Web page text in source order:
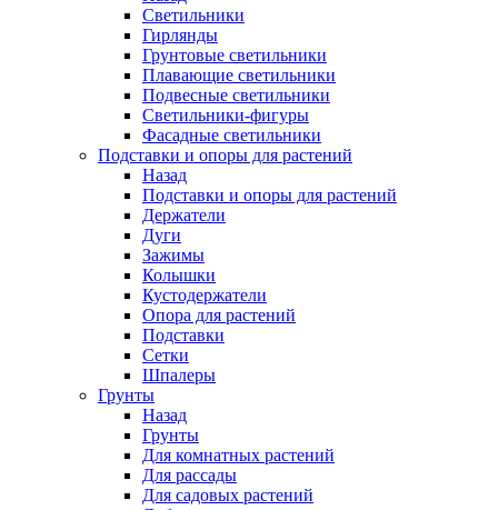
Светильники
Гирлянды
Грунтовые светильники
Плавающие светильники
Подвесные светильники
Светильники-фигуры
Фасадные светильники
Подставки и опоры для растений
Назад
Подставки и опоры для растений
Держатели
Дуги
Зажимы
Колышки
Кустодержатели
Опора для растений
Подставки
Сетки
Шпалеры
Грунты
Назад
Грунты
Для комнатных растений
Для рассады
Для садовых растений